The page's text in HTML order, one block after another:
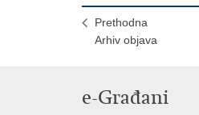
Prethodna
Arhiv objava
e-Građani